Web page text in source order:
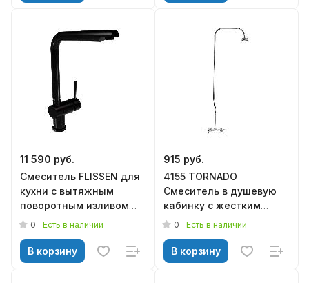
11 590 руб.
Смеситель FLISSEN для
кухни с вытяжным
поворотным изливом
Ниара черный матовый
0 Есть в наличии
В корзину
915 руб.
4155 TORNADO
Смеситель в душевую
кабинку c жестким
душем
0 Есть в наличии
В корзину